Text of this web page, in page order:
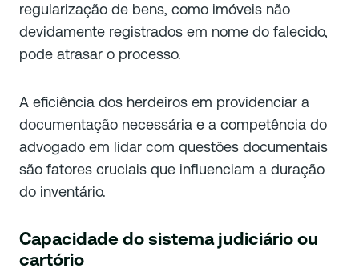
regularização de bens, como imóveis não
devidamente registrados em nome do falecido,
pode atrasar o processo.
A eficiência dos herdeiros em providenciar a
documentação necessária e a competência do
advogado em lidar com questões documentais
são fatores cruciais que influenciam a duração
do inventário.
Capacidade do sistema judiciário ou
cartório